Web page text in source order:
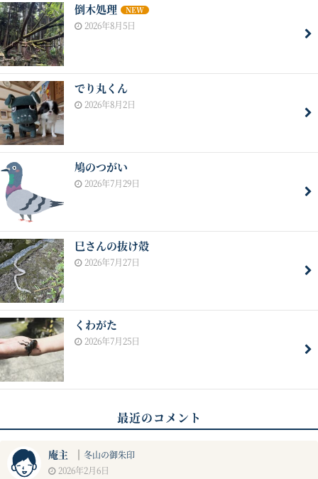
倒木処理 NEW
2026年8月5日
でり丸くん
2026年8月2日
鳩のつがい
2026年7月29日
巳さんの抜け殻
2026年7月27日
くわがた
2026年7月25日
最近のコメント
庵主 ｜ 冬山の御朱印
2026年2月6日